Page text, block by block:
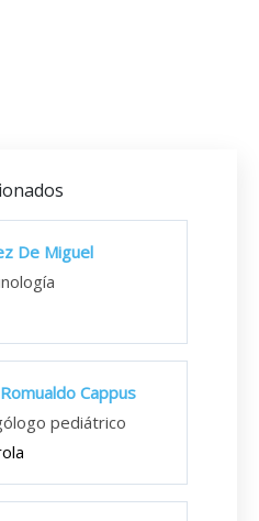
De Miguel
Cappus
pediátrico